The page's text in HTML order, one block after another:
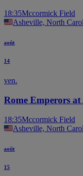
18:35Mccormick Field
Asheville, North
août
14
ven.
Rome Emperors at
18:35Mccormick Field
Asheville, North
août
15